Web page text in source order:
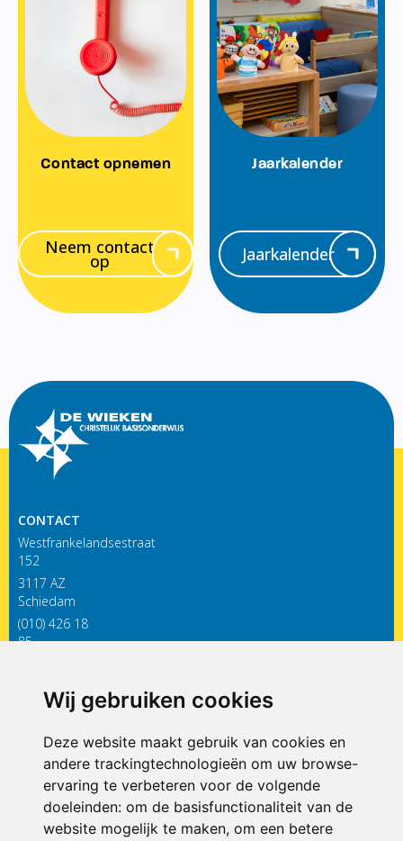
Wij gebruiken cookies
Deze website maakt gebruik van cookies en
andere trackingtechnologieën om uw browse-
ervaring te verbeteren voor de volgende
doeleinden: om de basisfunctionaliteit van de
website mogelijk te maken, om een betere
Contact opnemen
Neem contact
op
Jaarkalender
Jaarkalender
CONTACT
Westfrankelandsestraat
152
3117 AZ
Schiedam
(010) 426 18
85
ONDERDEEL VAN